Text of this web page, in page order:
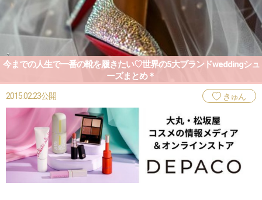
今までの人生で一番の靴を履きたい♡世界の5大ブランドweddingシュ
ーズまとめ＊
2015.02.23公開 きゅん